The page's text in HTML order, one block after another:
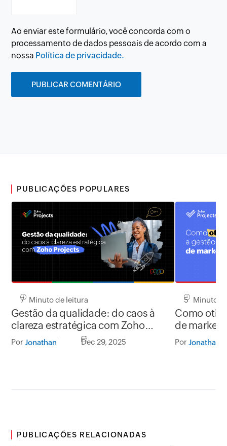
Ao enviar este formulário, você concorda com o
processamento de dados pessoais de acordo com a
nossa Política de privacidade.
PUBLICAÇÕES POPULARES
7 Minuto de leitura
Gestão da qualidade: do caos à
clareza estratégica com Zoho
Projects
Por Jonathan Dec 29, 2025
5 Minuto
Como
de
Por Jonathan
PUBLICAÇÕES RELACIONADAS